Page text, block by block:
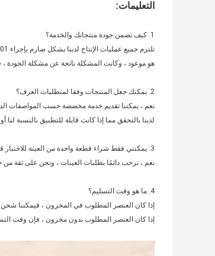
التعليمات:
1. كيف تضمن جودة منتجاتك والخدمة؟
هو موعود ، وكانت المشكلة ناتجة عن مشكلة الجودة ،
2. يمكنك جعل المنتجات وفقا لمتطلبات العرف؟
نعم ، يمكننا تقديم خدمة مخصصة حسب المواصفات
لدينا بالتحقق مما إذا كانت قابلة للتطبيق بالنسبة
3. يمكنني فقط شراء قطعة واحدة من العينة للاختبار قبل وضع أوامر السائبة؟
نعم ، نرحب دائمًا بطلبات العينات ، ونحن على ثقة من
4. ما هو وقت التسليم؟
إذا كان العنصر المطلوب في المخزون ، فيمكننا شحن البضائع في
إذا كان العنصر المطلوب بدون مخزون ، فإن وقت